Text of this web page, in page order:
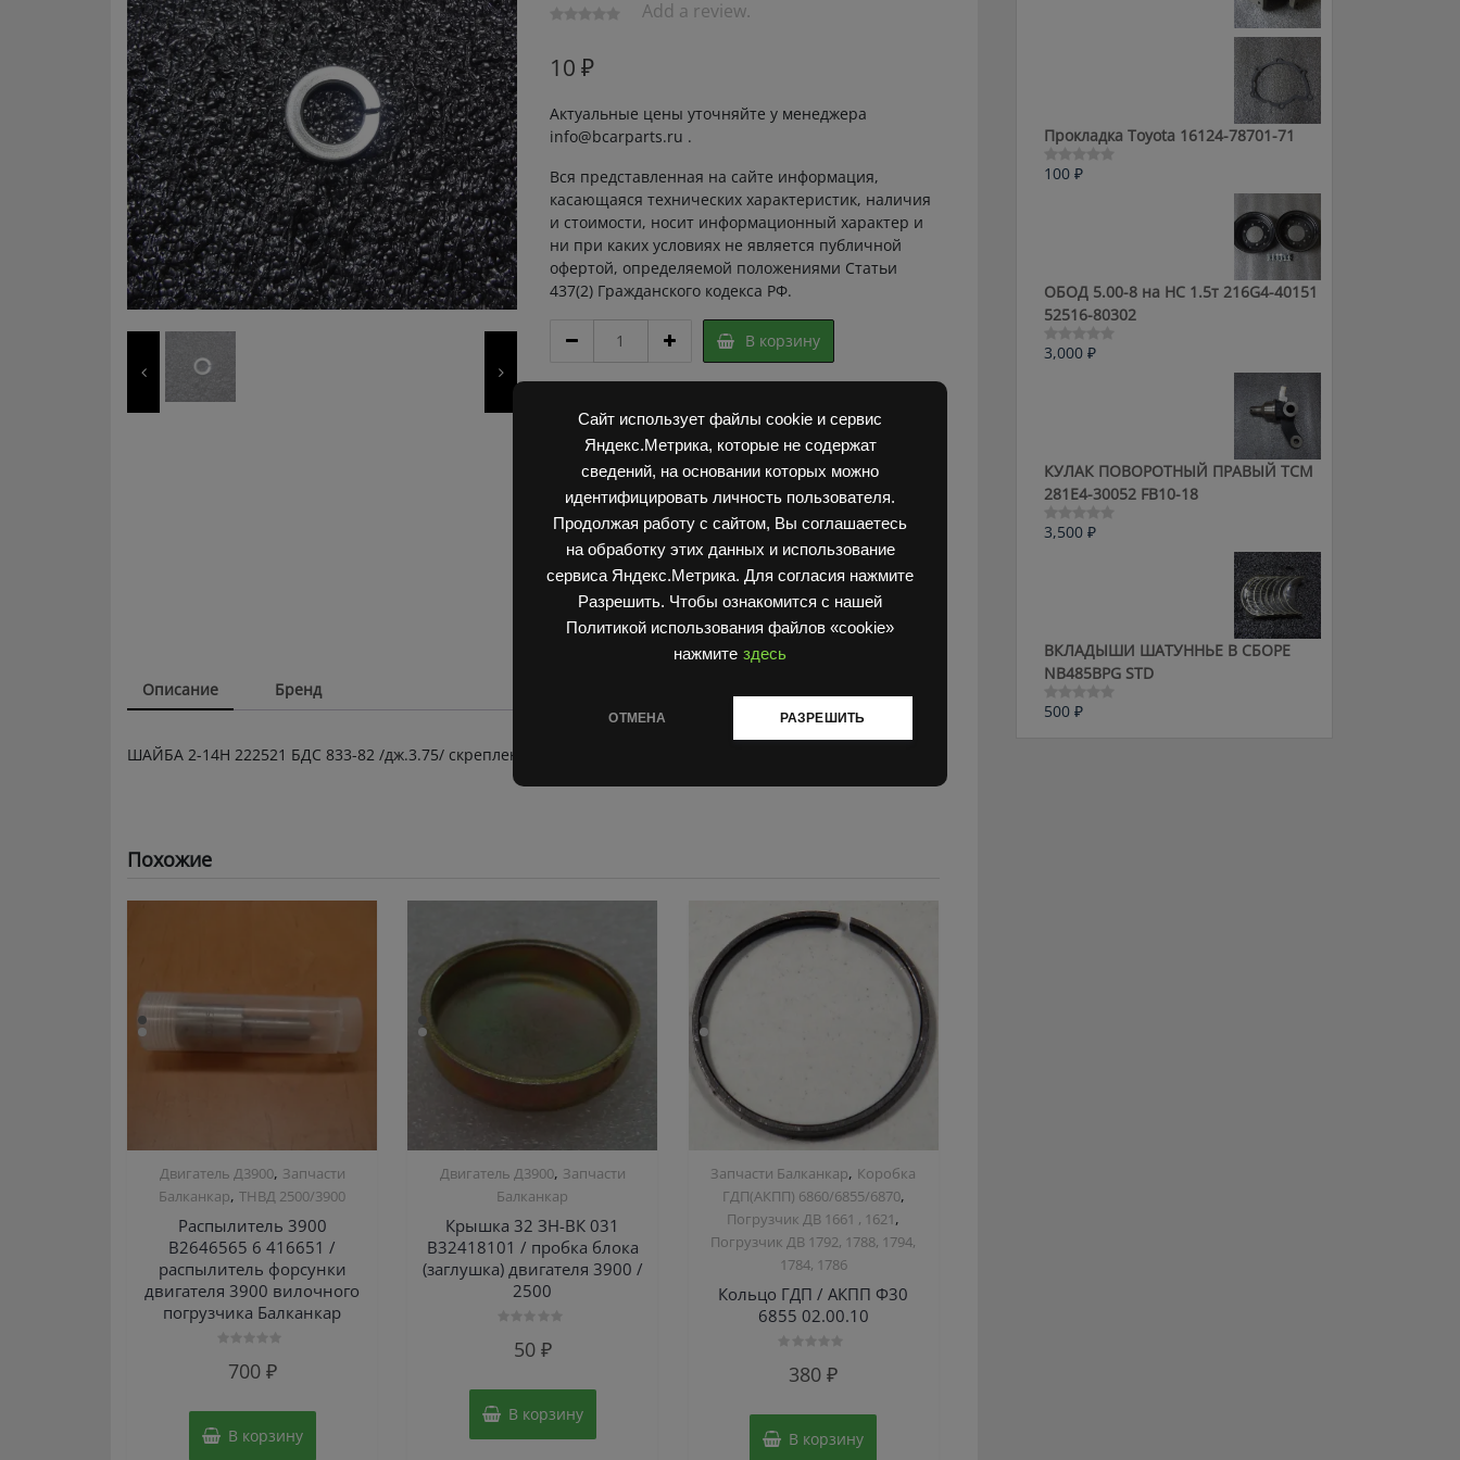
Сайт использует файлы cookie и сервис
Яндекс.Метрика, которые не содержат
сведений, на основании которых можно
идентифицировать личность пользователя.
Продолжая работу с сайтом, Вы соглашаетесь
на обработку этих данных и использование
сервиса Яндекс.Метрика. Для согласия нажмите
Разрешить. Чтобы ознакомится с нашей
Политикой использования файлов «cookie»
нажмите здесь
ОТМЕНА РАЗРЕШИТЬ
Add a review.
10 ₽
Актуальные цены уточняйте у менеджера
info@bcarparts.ru .
Вся представленная на сайте информация,
касающаяся технических характеристик, наличия
и стоимости, носит информационный характер и
ни при каких условиях не является публичной
офертой, определяемой положениями Статьи
437(2) Гражданского кодекса РФ.
БДС
833-
82
дж.3.75/
quantity
В корзину
Категории:Запчасти Балканкар,Запчасти ЕП 001 /
ЕП 006 / ЕП 011 / ЕС 301
Описание Бренд
ШАЙБА 2-14Н 222521 БДС 833-82 /дж.3.75/ скрепление обода 23х5;
Похожие
Двигатель Д3900, Запчасти
Балканкар, ТНВД 2500/3900
Распылитель 3900
B2646565 6 416651 /
распылитель форсунки
двигателя 3900 вилочного
погрузчика Балканкар
700 ₽
В корзину
Двигатель Д3900, Запчасти
Балканкар
Крышка 32 ЗН-ВК 031
В32418101 / пробка блока
(заглушка) двигателя 3900 /
2500
50 ₽
В корзину
Запчасти Балканкар, Коробка
ГДП(АКПП) 6860/6855/6870,
Погрузчик ДВ 1661 , 1621,
Погрузчик ДВ 1792, 1788, 1794,
1784, 1786
Кольцо ГДП / АКПП Ф30
6855 02.00.10
380₽
В корзину
Прокладка Toyota 16124-78701-71
Оценка
100 ₽
ОБОД 5.00-8 на HC 1.5т 216G4-40151
52516-80302
Оценка
3,000 ₽
КУЛАК ПОВОРОТНЫЙ ПРАВЫЙ ТСМ
281E4-30052 FB10-18
Оценка
3,500 ₽
ВКЛАДЫШИ ШАТУННЬЕ В СБОРЕ
NB485BPG STD
Оценка
500 ₽